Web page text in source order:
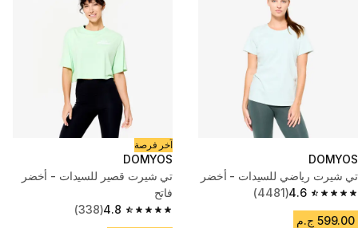
DOMYOS
تي شيرت رياضي للسيدات - أخضر
4.6
4.6 out of 5 stars from 4481 reviews
(4481)
599.00 ج.م
آخر فرصة
DOMYOS
تي شيرت قصير للسيدات - أخضر
فاتح
4.8
4.8 out of 5 stars from 338 reviews
(338)